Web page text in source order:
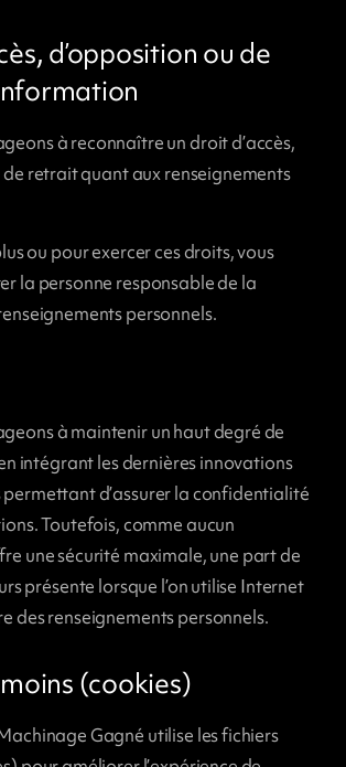
d’opposition ou de
à reconnaître un droit d’accès,
de retrait quant aux renseignements
ou pour exercer ces droits, vous
la personne responsable de la
personnels.
à maintenir un haut degré de
intégrant les dernières innovations
d’assurer la confidentialité
Toutefois, comme aucun
une sécurité maximale, une part de
présente lorsque l’on utilise Internet
des renseignements personnels.
(cookies)
Gagné utilise les fichiers